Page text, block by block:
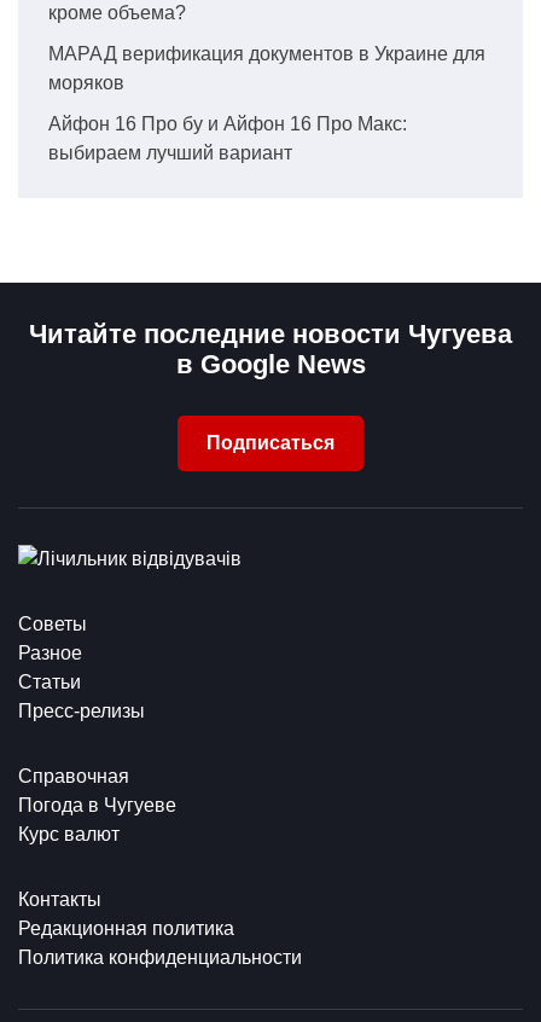
кроме объема?
МАРАД верификация документов в Украине для
моряков
Айфон 16 Про бу и Айфон 16 Про Макс:
выбираем лучший вариант
Читайте последние новости Чугуева
в Google News
Подписаться
Советы
Разное
Статьи
Пресс-релизы
Справочная
Погода в Чугуеве
Курс валют
Контакты
Редакционная политика
Политика конфиденциальности